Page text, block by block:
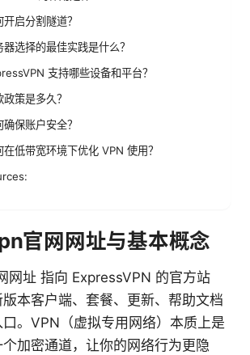
开启分割隧道？
器选择的最佳实践是什么？
支持哪些设备和平台？
政策是多久？
确保账户安全？
在低带宽环境下优化 VPN 使用？
官网网址与基本概念
网址 指向 ExpressVPN 的官方站
本客户端、套餐、更新、帮助文档
。VPN（虚拟专用网络）本质上是
加密通道，让你的网络行为更隐